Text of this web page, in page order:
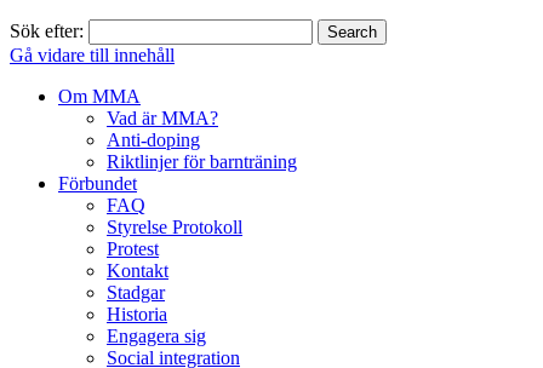
Sök efter:
Gå vidare till innehåll
Om MMA
Vad är MMA?
Anti-doping
Riktlinjer för barnträning
Förbundet
FAQ
Styrelse Protokoll
Protest
Kontakt
Stadgar
Historia
Engagera sig
Social integration